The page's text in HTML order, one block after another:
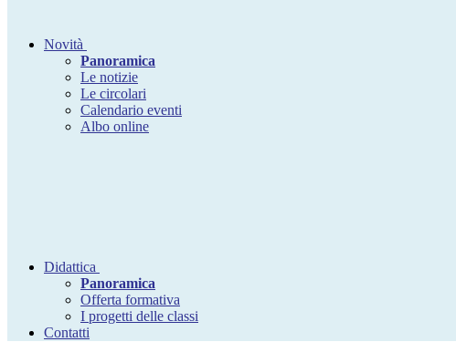
Novità
Panoramica
Le notizie
Le circolari
Calendario eventi
Albo online
Didattica
Panoramica
Offerta formativa
I progetti delle classi
Contatti